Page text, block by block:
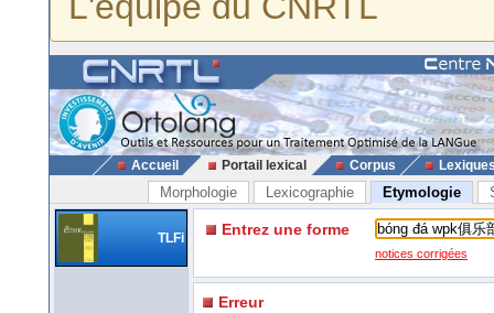
Accueil Portail lexical Corpus
Morphologie Lexicographie Etymologie
TLFi Entrez une forme
notices corrigées
Erreur